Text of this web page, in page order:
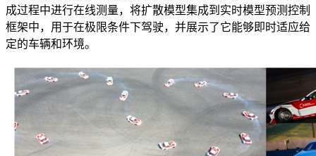
成过程中进行在线测量，将扩散模型集成到实时模型预测控制
框架中，用于在极限条件下驾驶，并展示了它能够即时适应给
定的车辆和环境。